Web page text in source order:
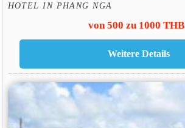
HOTEL IN PHANG NGA
von 500 zu 1000 THB